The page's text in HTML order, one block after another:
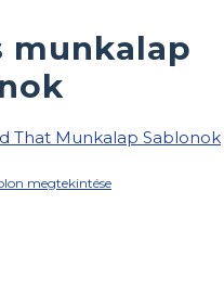
munkalap
megtekintése